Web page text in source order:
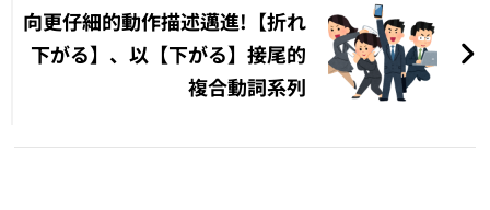
向更仔細的動作描述邁進!【折れ
下がる】、以【下がる】接尾的
複合動詞系列